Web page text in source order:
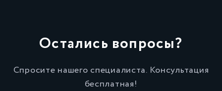
Остались вопросы?
Спросите нашего специалиста. Консультация
бесплатная!